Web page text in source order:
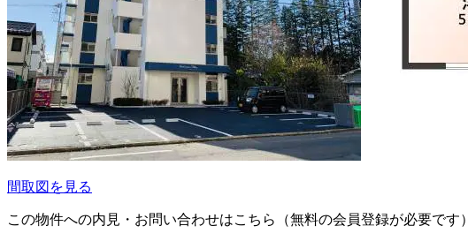
間取図を見る
この物件への内見・お問い合わせはこちら（無料の会員登録が必要です）